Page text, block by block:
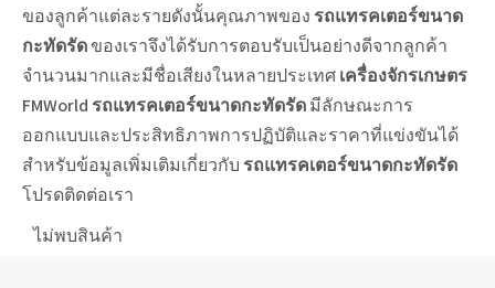
ของลูกค้าแต่ละรายดังนั้นคุณภาพของ รถแทรคเตอร์ขนาด
กะทัดรัดของเราจึงได้รับการตอบรับเป็นอย่างดีจากลูกค้า
จำนวนมากและมีชื่อเสียงในหลายประเทศเครื่องจักรเกษตร
FMWorld รถแทรคเตอร์ขนาดกะทัดรัดมีลักษณะการ
ออกแบบและประสิทธิภาพการปฏิบัติและราคาที่แข่งขันได้
สำหรับข้อมูลเพิ่มเติมเกี่ยวกับ รถแทรคเตอร์ขนาดกะทัดรัด
โปรดติดต่อเรา
ไม่พบสินค้า